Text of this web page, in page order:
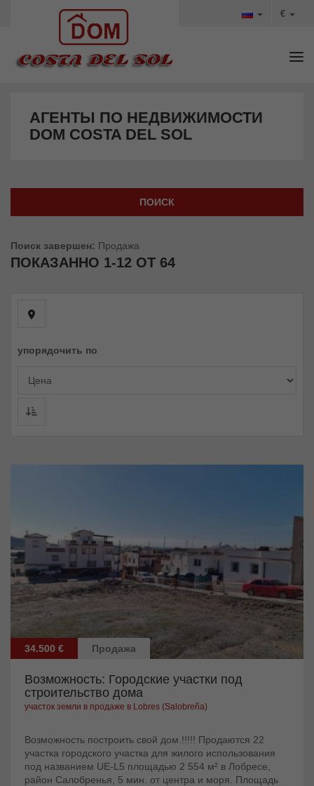
€
АГЕНТЫ ПО НЕДВИЖИМОСТИ
DOM COSTA DEL SOL
ПОИСК
Поиск завершен: Продажа
ПОКАЗАННО 1-12 ОТ 64
упорядочить по
34.500 € Продажа
Возможность: Городские участки под
строительство дома
участок земли в продаже в Lobres (Salobreña)
Возможность построить свой дом.!!!!! Продаются 22
участка городского участка для жилого использования
под названием UE-L5 площадью 2 554 м² в Лобресе,
район Салобренья, 5 мин. от центра и моря. Площадь